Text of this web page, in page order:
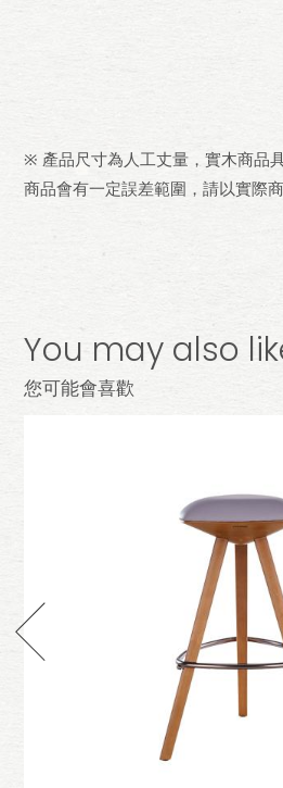
※ 產品尺寸為人工丈量，實木商品
商品會有一定誤差範圍，請以實際商
You may also
您可能會喜歡